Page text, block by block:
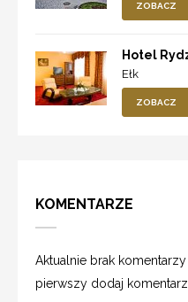
ZOBACZ
Hotel
Ełk
ZOBACZ
KOMENTARZE
Aktualnie brak
pierwszy dodaj